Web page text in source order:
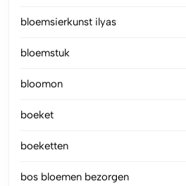
bloemsierkunst ilyas
bloemstuk
bloomon
boeket
boeketten
bos bloemen bezorgen